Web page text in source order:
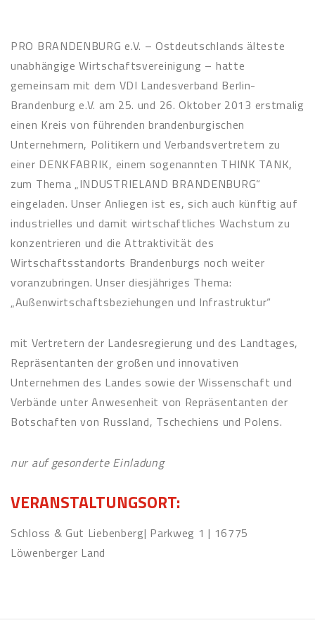
PRO BRANDENBURG e.V. – Ostdeutschlands älteste
unabhängige Wirtschaftsvereinigung – hatte
gemeinsam mit dem VDI Landesverband Berlin-
Brandenburg e.V. am 25. und 26. Oktober 2013 erstmalig
einen Kreis von führenden brandenburgischen
Unternehmern, Politikern und Verbandsvertretern zu
einer DENKFABRIK, einem sogenannten THINK TANK,
zum Thema „INDUSTRIELAND BRANDENBURG“
eingeladen. Unser Anliegen ist es, sich auch künftig auf
industrielles und damit wirtschaftliches Wachstum zu
konzentrieren und die Attraktivität des
Wirtschaftsstandorts Brandenburgs noch weiter
voranzubringen. Unser diesjähriges Thema:
„Außenwirtschaftsbeziehungen und Infrastruktur“
mit Vertretern der Landesregierung und des Landtages,
Repräsentanten der großen und innovativen
Unternehmen des Landes sowie der Wissenschaft und
Verbände unter Anwesenheit von Repräsentanten der
Botschaften von Russland, Tschechiens und Polens.
nur auf gesonderte Einladung
VERANSTALTUNGSORT:
Schloss & Gut Liebenberg| Parkweg 1 | 16775
Löwenberger Land